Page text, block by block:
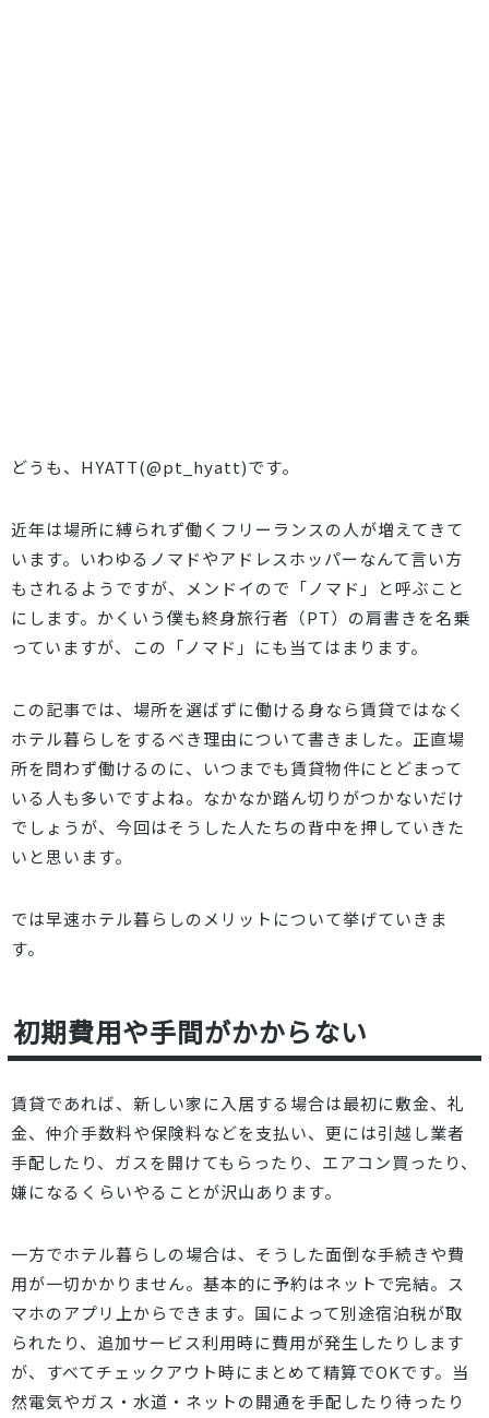
どうも、HYATT(@pt_hyatt)です。
近年は場所に縛られず働くフリーランスの人が増えてきて
います。いわゆるノマドやアドレスホッパーなんて言い方
もされるようですが、メンドイので「ノマド」と呼ぶこと
にします。かくいう僕も終身旅行者（PT）の肩書きを名乗
っていますが、この「ノマド」にも当てはまります。
この記事では、 場所を選ばずに働ける身なら賃貸ではなく
ホテル暮らしをするべき理由について書きました。正直場
所を問わず働けるのに、いつまでも賃貸物件にとどまって
いる人も多いですよね。なかなか踏ん切りがつかないだけ
でしょうが、今回はそうした人たちの背中を押していきた
いと思います。
では早速ホテル暮らしのメリットについて挙げていきま
す。
初期費用や手間がかからない
賃貸であれば、新しい家に入居する場合は最初に敷金、礼
金、仲介手数料や保険料などを支払い、更には引越し業者
手配したり、ガスを開けてもらったり、エアコン買ったり、
嫌になるくらいやることが沢山あります。
一方でホテル暮らしの場合は、そうした面倒な手続きや費
用が一切かかりません。基本的に予約はネットで完結。ス
マホのアプリ上からできます。国によって別途宿泊税が取
られたり、追加サービス利用時に費用が発生したりします
が、すべてチェックアウト時にまとめて精算でOKです。当
然電気やガス・水道・ネットの開通を手配したり待ったり